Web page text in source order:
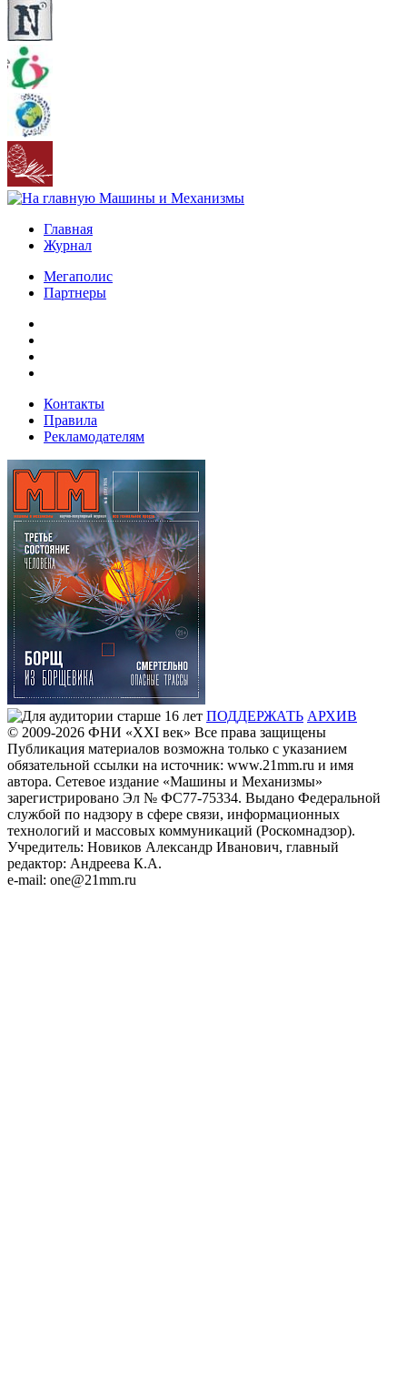
Главная
Журнал
Мегаполис
Партнеры
Контакты
Правила
Рекламодателям
ПОДДЕРЖАТЬ АРХИВ
© 2009-2026 ФHИ «XXI век» Все права защищены
Публикация материалов возможна только с указанием
обязательной ссылки на источник: www.21mm.ru и имя
автора. Сетевое издание «Машины и Механизмы»
зарегистрировано Эл № ФС77-75334. Выдано Федеральной
службой по надзору в сфере связи, информационных
технологий и массовых коммуникаций (Роскомнадзор).
Учредитель: Новиков Александр Иванович, главный
редактор: Андреева К.А.
e-mail: one@21mm.ru